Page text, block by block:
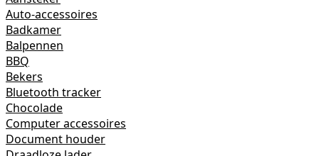
Auto-accessoires
Badkamer
Balpennen
BBQ
Bekers
Bluetooth tracker
Chocolade
Computer accessoires
Document houder